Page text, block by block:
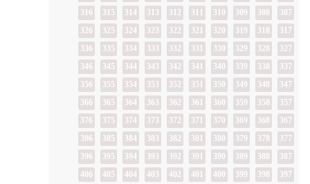
307
308
309
310
311
312
313
314
315
316
317
318
319
320
321
322
323
324
325
326
327
328
329
330
331
332
333
334
335
336
337
338
339
340
341
342
343
344
345
346
347
348
349
350
351
352
353
354
355
356
357
358
359
360
361
362
363
364
365
366
367
368
369
370
371
372
373
374
375
376
377
378
379
380
381
382
383
384
385
386
387
388
389
390
391
392
393
394
395
396
397
398
399
400
401
402
403
404
405
406